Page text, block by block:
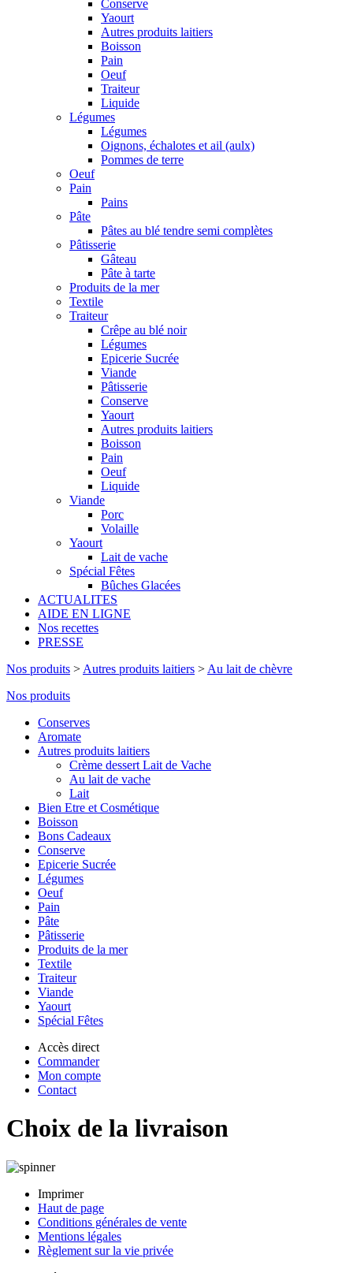
Conserve
Yaourt
Autres produits laitiers
Boisson
Pain
Oeuf
Traiteur
Liquide
Légumes
Légumes
Oignons, échalotes et ail (aulx)
Pommes de terre
Oeuf
Pain
Pains
Pâte
Pâtes au blé tendre semi complètes
Pâtisserie
Gâteau
Pâte à tarte
Produits de la mer
Textile
Traiteur
Crêpe au blé noir
Légumes
Epicerie Sucrée
Viande
Pâtisserie
Conserve
Yaourt
Autres produits laitiers
Boisson
Pain
Oeuf
Liquide
Viande
Porc
Volaille
Yaourt
Lait de vache
Spécial Fêtes
Bûches Glacées
ACTUALITES
AIDE EN LIGNE
Nos recettes
PRESSE
Nos produits > Autres produits laitiers > Au lait de chèvre
Nos produits
Conserves
Aromate
Autres produits laitiers
Crème dessert Lait de Vache
Au lait de vache
Lait
Bien Etre et Cosmétique
Boisson
Bons Cadeaux
Conserve
Epicerie Sucrée
Légumes
Oeuf
Pain
Pâte
Pâtisserie
Produits de la mer
Textile
Traiteur
Viande
Yaourt
Spécial Fêtes
Accès direct
Commander
Mon compte
Contact
Choix de la livraison
Imprimer
Haut de page
Conditions générales de vente
Mentions légales
Règlement sur la vie privée